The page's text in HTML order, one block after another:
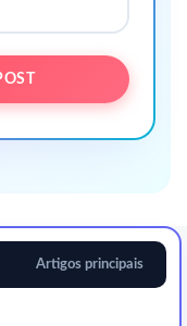
Artigos principais